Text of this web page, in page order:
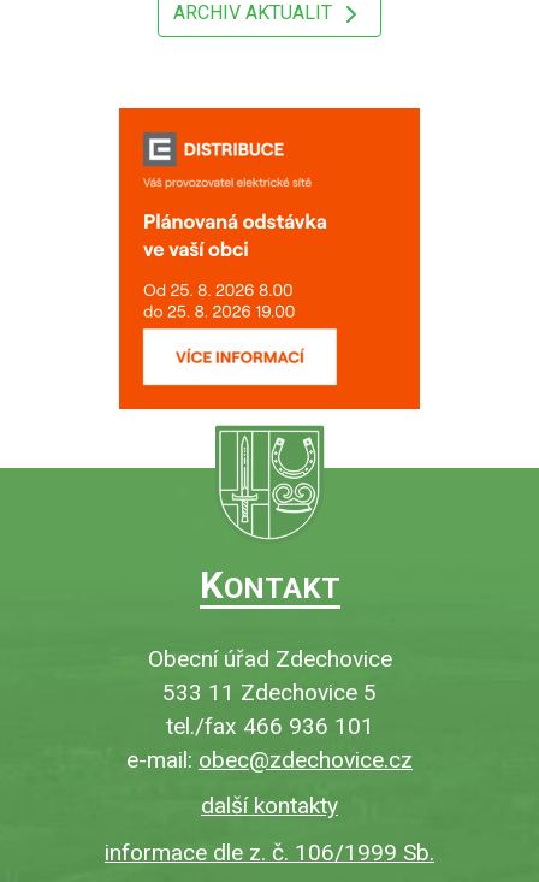
ARCHIV AKTUALIT
KONTAKT
Obecní úřad Zdechovice
533 11 Zdechovice 5
tel./fax 466 936 101
e-mail: obec@zdechovice.cz
další kontakty
informace dle z. č. 106/1999 Sb.